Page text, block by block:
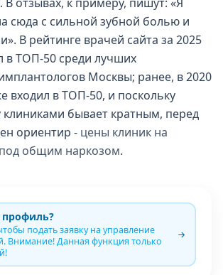
сюда с сильной зубной болью и
В рейтинге врачей сайта за 2025
в ТОП-50 среди лучших
Москвы; ранее, в 2020
входил в ТОП-50, и поскольку
бывает кратным, перед
ориентир - цены клиник на
общим наркозом.
подать заявку на управление
Внимание! Данная функция только